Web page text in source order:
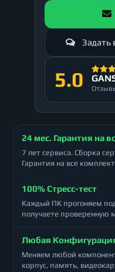
Задать
5.0
24 мес. Гарантия на
7 лет сервиса. Сборка
Гарантия на все
100% Стресс-тест
Каждый ПК прогоняем
получаете проверенную
Любая
Меняем любой
корпус, память,